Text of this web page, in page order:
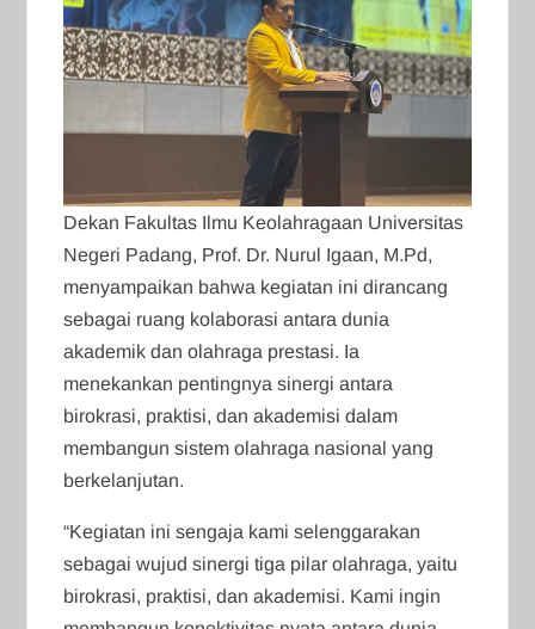
Dekan Fakultas Ilmu Keolahragaan Universitas
Negeri Padang, Prof. Dr. Nurul Igaan, M.Pd,
menyampaikan bahwa kegiatan ini dirancang
sebagai ruang kolaborasi antara dunia
akademik dan olahraga prestasi. Ia
menekankan pentingnya sinergi antara
birokrasi, praktisi, dan akademisi dalam
membangun sistem olahraga nasional yang
berkelanjutan.
“Kegiatan ini sengaja kami selenggarakan
sebagai wujud sinergi tiga pilar olahraga, yaitu
birokrasi, praktisi, dan akademisi. Kami ingin